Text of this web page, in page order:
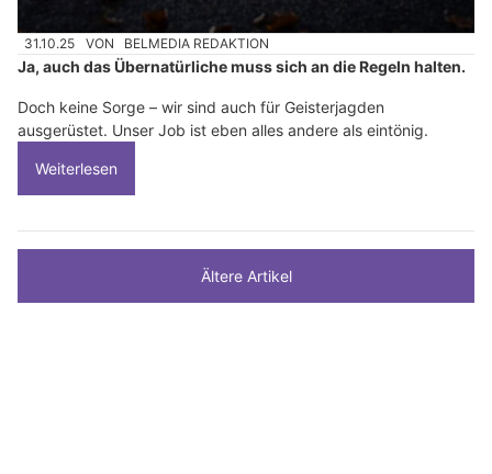
31.10.25 VON BELMEDIA REDAKTION
Ja, auch das Übernatürliche muss sich an die Regeln halten.
Doch keine Sorge – wir sind auch für Geisterjagden
ausgerüstet. Unser Job ist eben alles andere als eintönig.
Weiterlesen
Ältere Artikel